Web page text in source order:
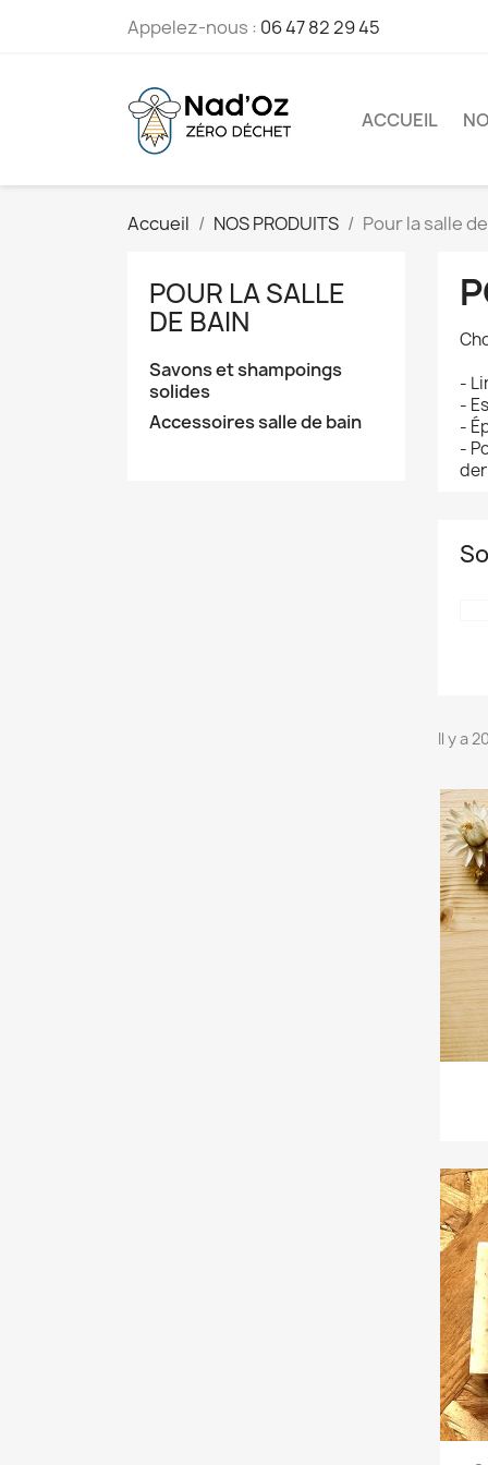
Appelez-nous : 06 47 82 29 45
ACCUEIL
Accueil NOS PRODUITS Pour la salle
POUR LA SALLE
DE BAIN
Savons et shampoings
solides
Accessoires salle de bain
-
-
-
-
Il y a